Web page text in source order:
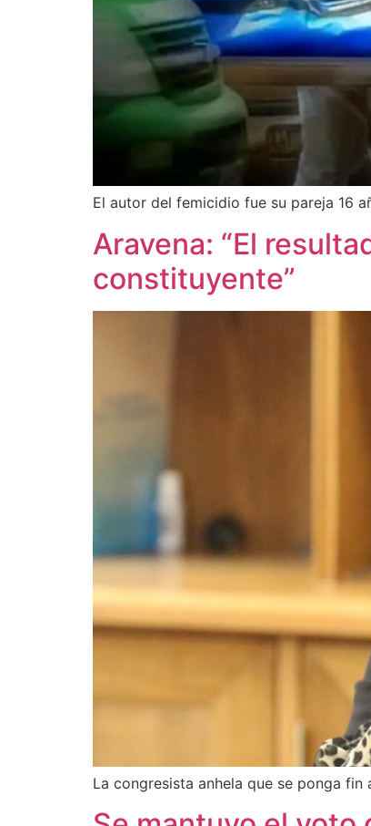
El autor del femicidio fue su pareja 16
Aravena: “El
constituyente”
La congresista anhela que se ponga